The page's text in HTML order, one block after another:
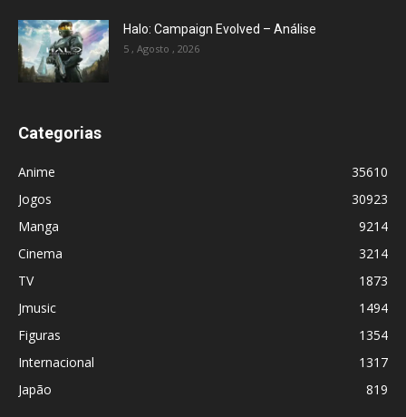
Halo: Campaign Evolved – Análise
5 , Agosto , 2026
Categorias
Anime
35610
Jogos
30923
Manga
9214
Cinema
3214
TV
1873
Jmusic
1494
Figuras
1354
Internacional
1317
Japão
819